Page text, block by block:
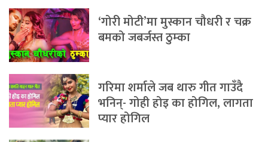
‘गोरी मोटी’मा मुस्कान चौधरी र चक्र
बमको जबर्जस्त ठुम्का
गरिमा शर्माले जब थारु गीत गाउँदै
भनिन्- गोही होइ का होगिल, लागता
प्यार होगिल